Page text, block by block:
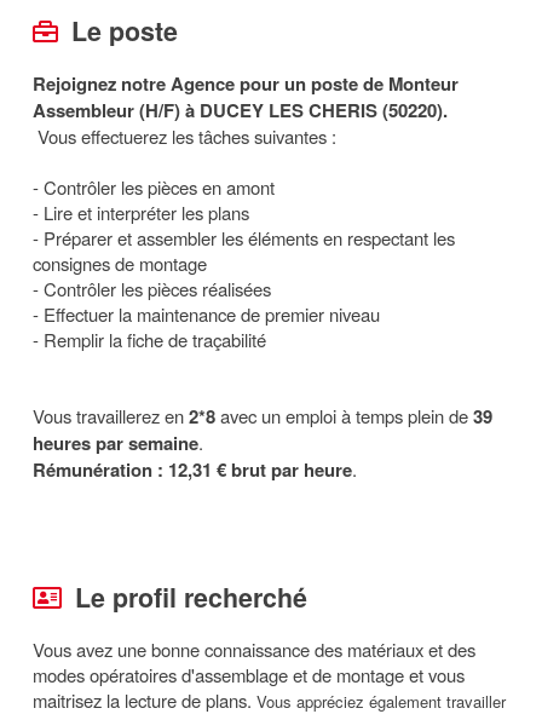
Le poste
Rejoignez notre Agence pour un poste de Monteur
Assembleur (H/F) à DUCEY LES CHERIS (50220).
Vous effectuerez les tâches suivantes :
- Contrôler les pièces en amont
- Lire et interpréter les plans
- Préparer et assembler les éléments en respectant les
consignes de montage
- Contrôler les pièces réalisées
- Effectuer la maintenance de premier niveau
- Remplir la fiche de traçabilité
Vous travaillerez en2*8avec un emploi à temps plein de39
heures par semaine.
Rémunération : 12,31 € brut par heure.
Le profil recherché
Vous avez une bonne connaissance des matériaux et des
modes opératoires d'assemblage et de montage et vous
maitrisez la lecture de plans. Vous appréciez également travailler